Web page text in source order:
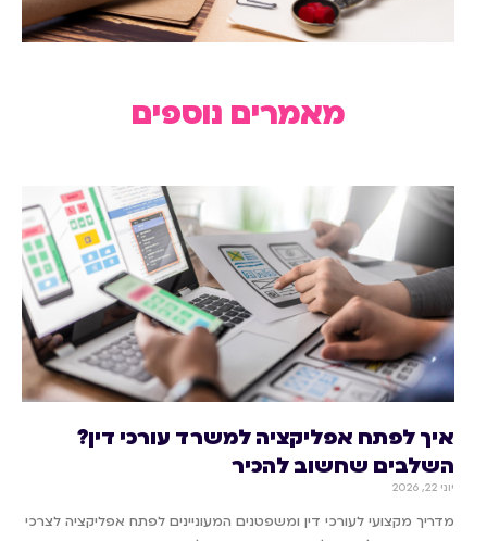
מאמרים נוספים
איך לפתח אפליקציה למשרד עורכי דין?
השלבים שחשוב להכיר
יוני 22, 2026
מדריך מקצועי לעורכי דין ומשפטנים המעוניינים לפתח אפליקציה לצרכי